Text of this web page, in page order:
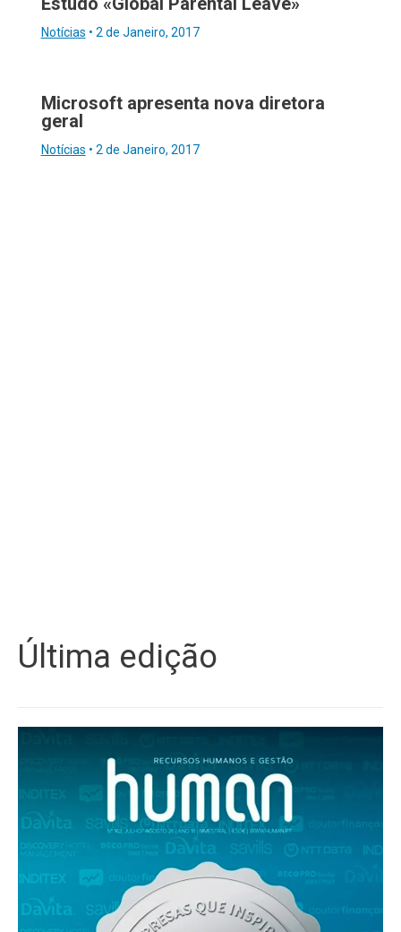
Notícias • 2 de Janeiro, 2017
Microsoft apresenta nova diretora
geral
Notícias • 2 de Janeiro, 2017
Última edição